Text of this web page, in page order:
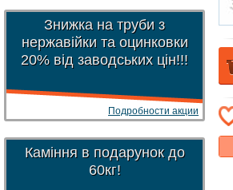
Знижка на труби з
нержавійки та оцинковки
20% від заводських цін!!!
Подробности акции
Каміння в подарунок до
60кг!